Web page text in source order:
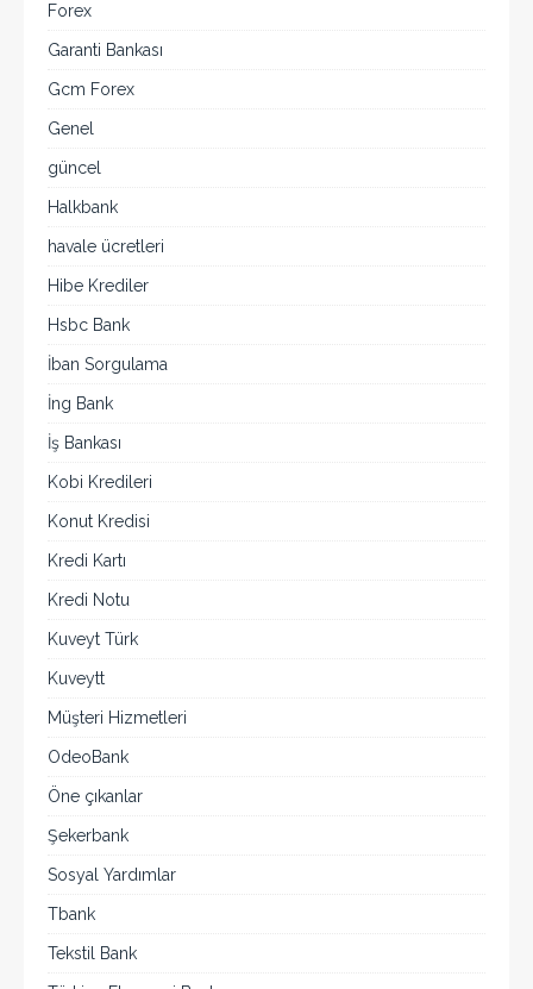
Forex
Garanti Bankası
Gcm Forex
Genel
güncel
Halkbank
havale ücretleri
Hibe Krediler
Hsbc Bank
İban Sorgulama
İng Bank
İş Bankası
Kobi Kredileri
Konut Kredisi
Kredi Kartı
Kredi Notu
Kuveyt Türk
Kuveytt
Müşteri Hizmetleri
OdeoBank
Öne çıkanlar
Şekerbank
Sosyal Yardımlar
Tbank
Tekstil Bank